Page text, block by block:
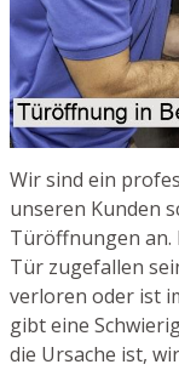
Wir sind ein
unseren Kunden
Türöffnungen an.
Tür zugefallen
verloren oder ist
gibt eine
die Ursache ist,